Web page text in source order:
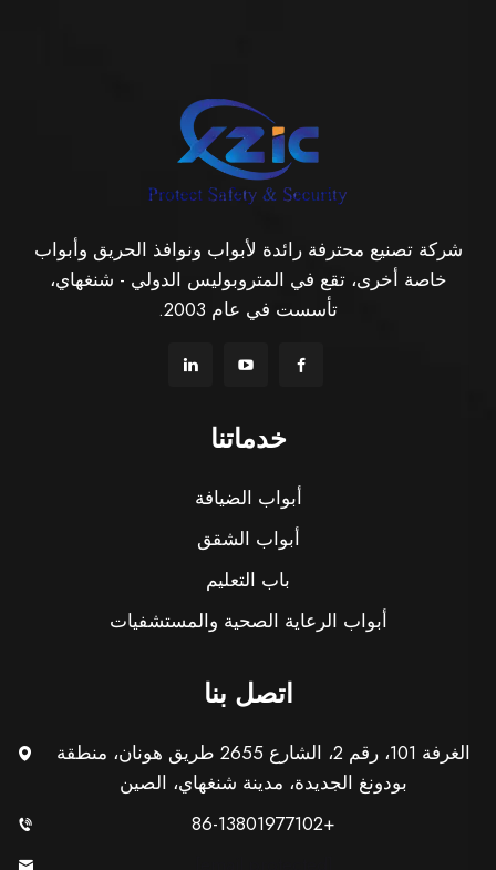
شركة تصنيع محترفة رائدة لأبواب ونوافذ الحريق وأبواب
خاصة أخرى، تقع في المتروبوليس الدولي - شنغهاي،
تأسست في عام 2003.
خدماتنا
أبواب الضيافة
أبواب الشقق
باب التعليم
أبواب الرعاية الصحية والمستشفيات
اتصل بنا
الغرفة 101، رقم 2، الشارع 2655 طريق هونان، منطقة
بودونغ الجديدة، مدينة شنغهاي، الصين
+86-13801977102